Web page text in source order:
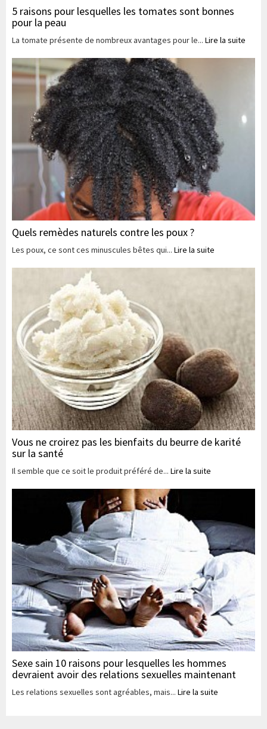
5 raisons pour lesquelles les tomates sont bonnes
pour la peau
La tomate présente de nombreux avantages pour le... Lire la suite
Quels remèdes naturels contre les poux ?
Les poux, ce sont ces minuscules bêtes qui... Lire la suite
Vous ne croirez pas les bienfaits du beurre de karité
sur la santé
Il semble que ce soit le produit préféré de... Lire la suite
Sexe sain 10 raisons pour lesquelles les hommes
devraient avoir des relations sexuelles maintenant
Les relations sexuelles sont agréables, mais... Lire la suite